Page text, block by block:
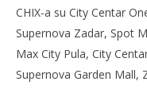
CHIX-a su City Centar
Supernova Zadar, Spot
Max City Pula, City
Supernova Garden Mall,